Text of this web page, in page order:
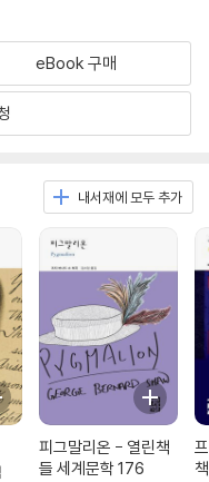
eBook 구매
내서재에 모두 추가
피그말리온 - 열린책
들 세계문학 176